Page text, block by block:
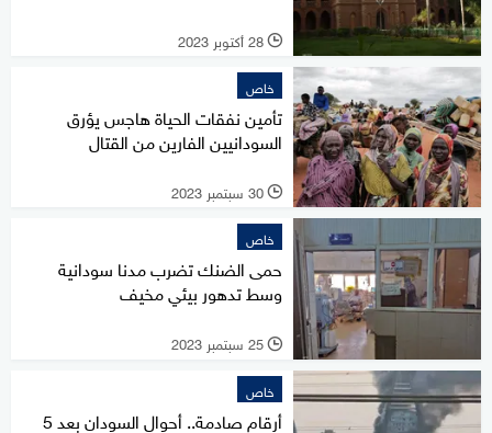
l 28 أكتوبر 2023
خاص
تأمين نفقات الحياة هاجس يؤرق
السودانيين الفارين من القتال
l 30 سبتمبر 2023
خاص
حمى الضنك تضرب مدنا سودانية
وسط تدهور بيئي مخيف
l 25 سبتمبر 2023
خاص
أرقام صادمة.. أحوال السودان بعد 5